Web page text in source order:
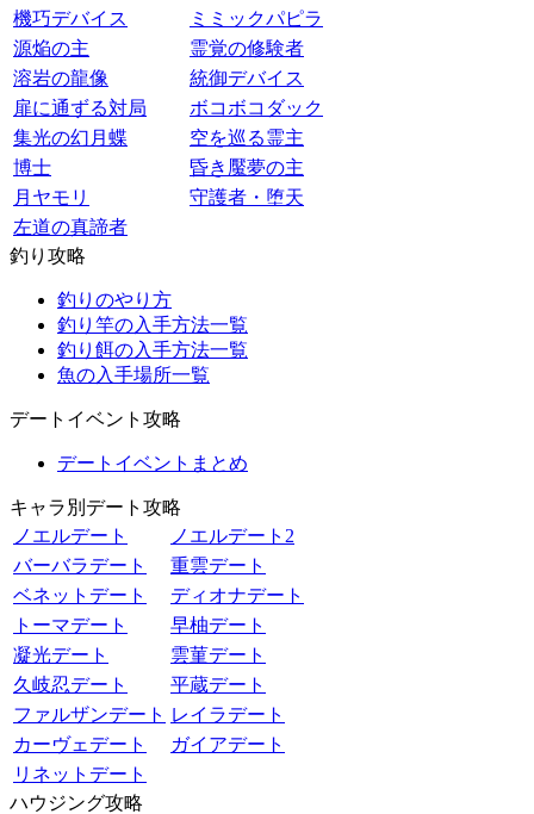
機巧デバイス
ミミックパピラ
源焔の主
霊覚の修験者
溶岩の龍像
統御デバイス
扉に通ずる対局
ボコボコダック
集光の幻月蝶
空を巡る霊主
博士
昏き魘夢の主
月ヤモリ
守護者・堕天
左道の真諦者
釣り攻略
釣りのやり方
釣り竿の入手方法一覧
釣り餌の入手方法一覧
魚の入手場所一覧
デートイベント攻略
デートイベントまとめ
キャラ別デート攻略
ノエルデート
ノエルデート2
バーバラデート
重雲デート
ベネットデート
ディオナデート
トーマデート
早柚デート
凝光デート
雲菫デート
久岐忍デート
平蔵デート
ファルザンデート レイラデート
カーヴェデート
ガイアデート
リネットデート
ハウジング攻略